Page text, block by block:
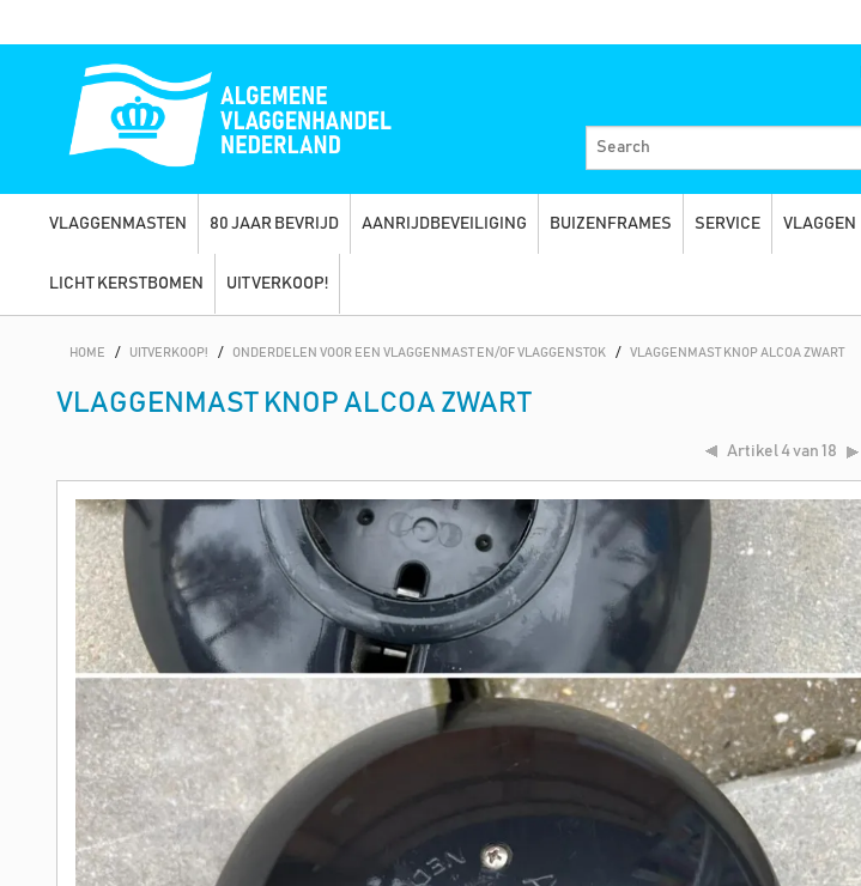
VLAGGENMASTEN 80 JAAR BEVRIJD AANRIJDBEVEILIGING BUIZENFRAMES SERVICE VLAGGEN
LICHT KERSTBOMEN UITVERKOOP!
HOME / UITVERKOOP! / ONDERDELEN VOOR EEN VLAGGENMAST EN/OF VLAGGENSTOK / VLAGGENMAST KNOP ALCOA ZWART
VLAGGENMAST KNOP ALCOA ZWART
Artikel 4 van 18